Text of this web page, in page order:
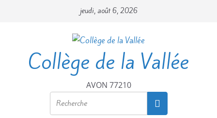
jeudi, août 6, 2026
Collège de la Vallée
AVON 77210